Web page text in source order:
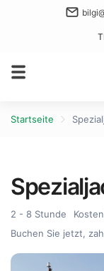
Startseite
2 - 8 Stunde
Buchen Sie jetzt,